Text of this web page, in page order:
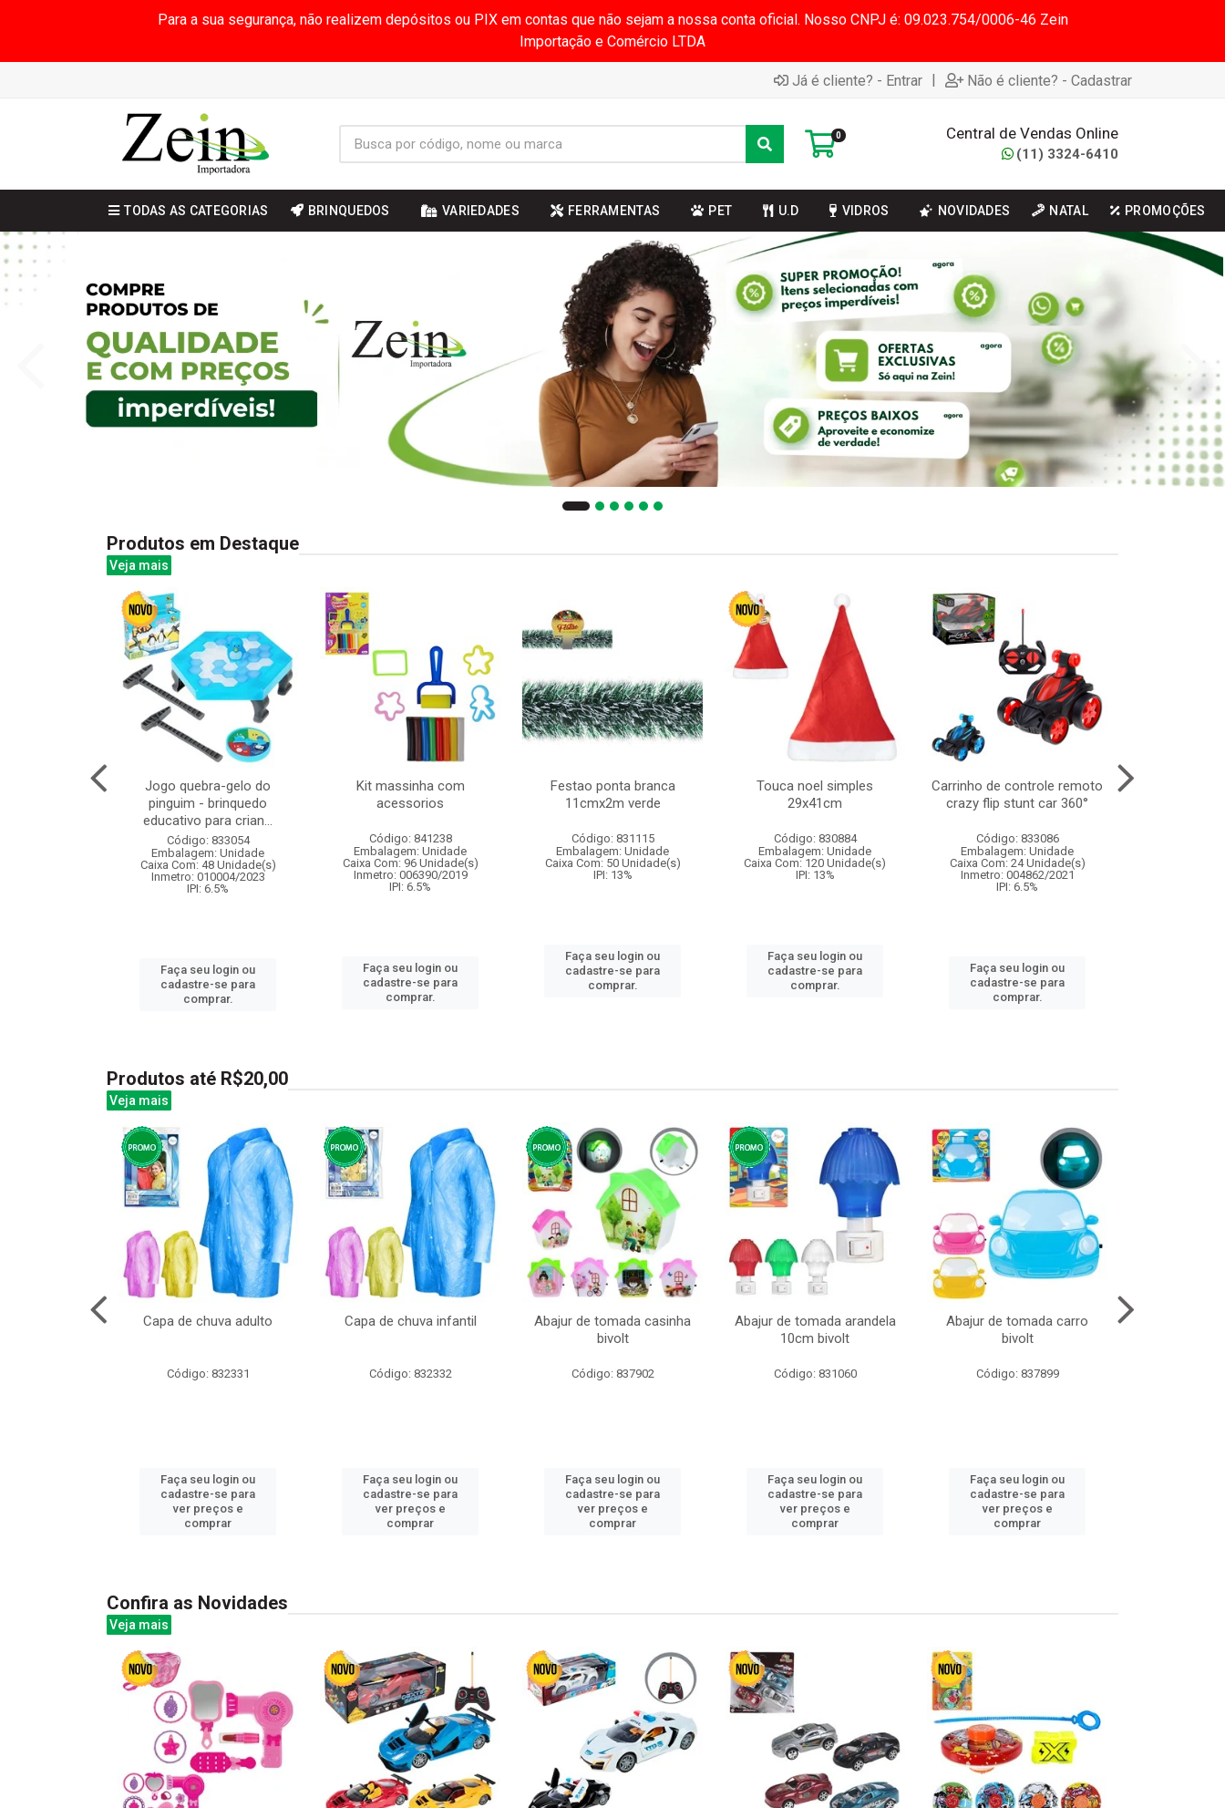
Para a sua segurança, não realizem depósitos ou PIX em contas que não sejam a nossa conta oficial. Nosso CNPJ é: 09.023.754/0006-46 Zein
Importação e Comércio LTDA
Já é cliente? - Entrar | Não é cliente? - Cadastrar
0 Central de Vendas Online
(11) 3324-6410
TODAS AS CATEGORIAS BRINQUEDOS VARIEDADES FERRAMENTAS PET U.D VIDROS NOVIDADES NATAL PROMOÇÕES
Produtos em Destaque
Veja mais
Jogo quebra-gelo do
pinguim - brinquedo
educativo para crian...
Código: 833054
Embalagem: Unidade
Caixa Com: 48 Unidade(s)
Inmetro: 010004/2023
IPI: 6.5%
Faça seu login ou
cadastre-se para
comprar.
Kit massinha com
acessorios
Código: 841238
Embalagem: Unidade
Caixa Com: 96 Unidade(s)
Inmetro: 006390/2019
IPI: 6.5%
Faça seu login ou
cadastre-se para
comprar.
Festao ponta branca
11cmx2m verde
Código: 831115
Embalagem: Unidade
Caixa Com: 50 Unidade(s)
IPI: 13%
Faça seu login ou
cadastre-se para
comprar.
Touca noel simples
29x41cm
Código: 830884
Embalagem: Unidade
Caixa Com: 120 Unidade(s)
IPI: 13%
Faça seu login ou
cadastre-se para
comprar.
Carrinho de controle remoto
crazy flip stunt car 360°
Código: 833086
Embalagem: Unidade
Caixa Com: 24 Unidade(s)
Inmetro: 004862/2021
IPI: 6.5%
Faça seu login ou
cadastre-se para
comprar.
Produtos até R$20,00
Veja mais
Capa de chuva adulto
Código: 832331
Faça seu login ou
cadastre-se para
ver preços e
comprar
Capa de chuva infantil
Código: 832332
Faça seu login ou
cadastre-se para
ver preços e
comprar
Abajur de tomada casinha
bivolt
Código: 837902
Faça seu login ou
cadastre-se para
ver preços e
comprar
Abajur de tomada arandela
10cm bivolt
Código: 831060
Faça seu login ou
cadastre-se para
ver preços e
comprar
Abajur de tomada carro
bivolt
Código: 837899
Faça seu login ou
cadastre-se para
ver preços e
comprar
Confira as Novidades
Veja mais